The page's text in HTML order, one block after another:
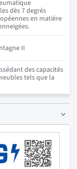
dès 7 degrés
en matière
II
des capacités
tels que la